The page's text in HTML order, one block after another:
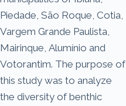
Piedade, São Roque, Cotia,
Vargem Grande Paulista,
Mairinque, Alumínio and
Votorantim. The purpose of
this study was to analyze
the diversity of benthic